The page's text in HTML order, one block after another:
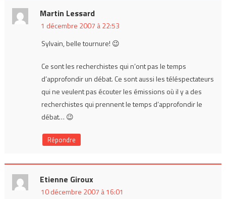
Martin Lessard
1 décembre 2007 à 22:53
Sylvain, belle tournure! 😉
Ce sont les recherchistes qui n’ont pas le temps
d’approfondir un débat. Ce sont aussi les téléspectateurs
qui ne veulent pas écouter les émissions où il y a des
recherchistes qui prennent le temps d’approfondir le
débat… 😉
Répondre
Etienne Giroux
10 décembre 2007 à 16:01